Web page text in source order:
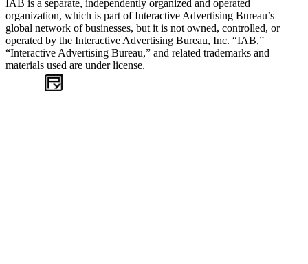
IAB is a separate, independently organized and operated
organization, which is part of Interactive Advertising Bureau’s
global network of businesses, but it is not owned, controlled, or
operated by the Interactive Advertising Bureau, Inc. “IAB,”
“Interactive Advertising Bureau,” and related trademarks and
materials used are under license.